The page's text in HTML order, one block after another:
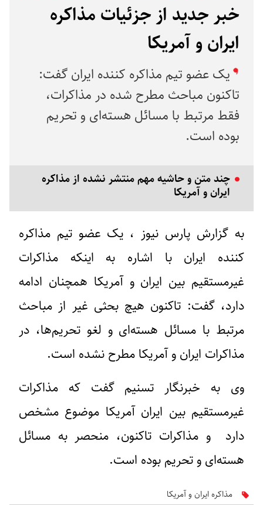
خبر جدید از جزئیات مذاکره
ایران و آمریکا
یک عضو تیم مذاکره کننده ایران گفت:
تاکنون مباحث مطرح شده در مذاکرات،
فقط مرتبط با مسائل هسته‌ای و تحریم
بوده است.
چند متن و حاشیه مهم منتشر نشده از مذاکره
ایران و آمریکا
به گزارش پارس نیوز ،‌ یک عضو تیم مذاکره
کننده ایران با اشاره به اینکه مذاکرات
غیرمستقیم بین ایران و آمریکا همچنان ادامه
دارد، گفت: تاکنون هیچ بحثی غیر از مباحث
مرتبط با مسائل هسته‌ای و لغو تحریم‌ها، در
مذاکرات ایران و آمریکا مطرح نشده است.
وی به خبرنگار تسنیم گفت که مذاکرات
غیرمستقیم بین ایران آمریکا موضوع مشخص
دارد و مذاکرات تاکنون، منحصر به مسائل
هسته‌ای و تحریم بوده است.
مذاکره ایران و آمریکا